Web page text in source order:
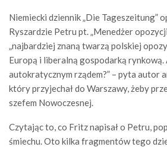
Niemiecki dziennik „Die Tageszeitung”
Ryszardzie Petru pt. „Menedżer
„najbardziej znaną twarzą polskiej
Europą i liberalną gospodarką rynkową.
autokratycznym rządem?” – pyta autor
który przyjechał do Warszawy, żeby
szefem Nowoczesnej.
Czytając to, co Fritz napisał o Petru,
śmiechu. Oto kilka fragmentów tego